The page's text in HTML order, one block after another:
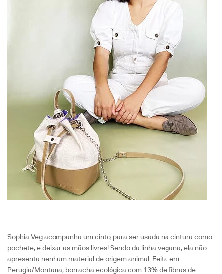
Sophia Veg acompanha um cinto, para ser usada na cintura como
pochete, e deixar as mãos livres! Sendo da linha vegana, ela não
apresenta nenhum material de origem animal: Feita em
Perugia/Montana, borracha ecológica com 13% de fibras de